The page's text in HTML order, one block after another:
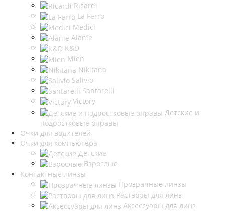
Ricardi
La Ferro
Medici
Alanie
K&D
Mien
Nikitana
Salivio
Santarelli
Victory
Детские и
подростковые оправы
Очки для водителей
Очки для компьютера
Детские
Взрослые
Контактные линзы
Прозрачные линзы
Растворы для линз
Аксессуары для линз